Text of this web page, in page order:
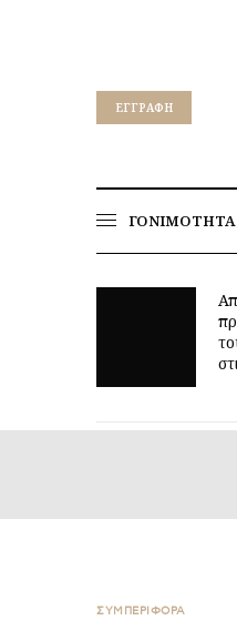
EΓΓΡΑΦΉ
ΓΟΝΙΜΟΤΗΤΑ
ΣΥΜΠΕΡΙΦΟΡΑ